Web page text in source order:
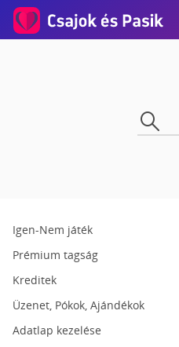
Igen-Nem játék
Prémium tagság
Kreditek
Üzenet, Pókok, Ajándékok
Adatlap kezelése